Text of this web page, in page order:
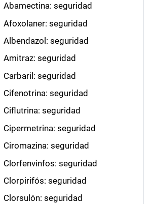
Abamectina: seguridad
Afoxolaner: seguridad
Albendazol: seguridad
Amitraz: seguridad
Carbaril: seguridad
Cifenotrina: seguridad
Ciflutrina: seguridad
Cipermetrina: seguridad
Ciromazina: seguridad
Clorfenvinfos: seguridad
Clorpirifós: seguridad
Clorsulón: seguridad